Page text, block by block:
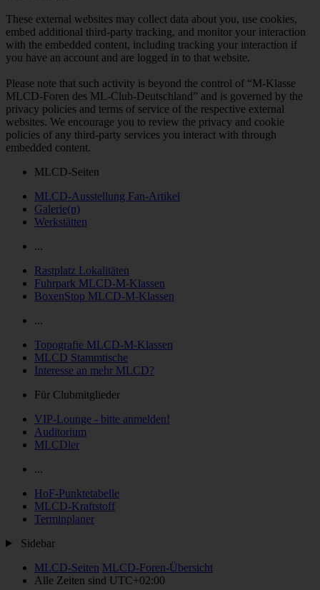
These external websites may collect data about you, use cookies,
embed additional third-party tracking, and monitor your interaction
with the embedded content, including tracking your interaction if
you have an account and are logged in to that website.
Please note that such activity is beyond the control of “M-Klasse
MLCD-Foren des ML-Club-Deutschland” and is governed by the
privacy policies and terms of service of the respective external
websites. We encourage you to review the privacy and cookie
policies of any third-party services you interact with through
embedded content.
MLCD-Seiten
MLCD-Ausstellung Fan-Artikel
Galerie(n)
Werkstätten
...
Rastplatz Lokalitäten
Fuhrpark MLCD-M-Klassen
BoxenStop MLCD-M-Klassen
...
Topografie MLCD-M-Klassen
MLCD Stammtische
Interesse an mehr MLCD?
Für Clubmitglieder
VIP-Lounge - bitte anmelden!
Auditorium
MLCDler
...
HoF-Punktetabelle
MLCD-Kraftstoff
Terminplaner
Sidebar
MLCD-Seiten MLCD-Foren-Übersicht
Alle Zeiten sind UTC+02:00